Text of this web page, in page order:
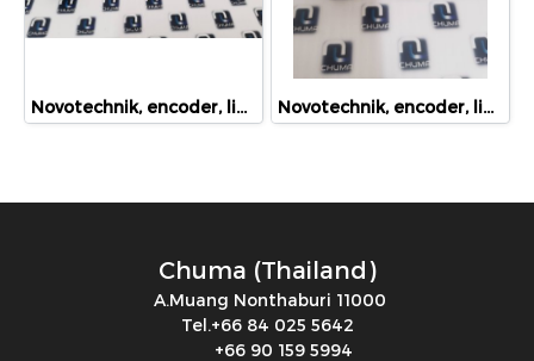
Novotechnik, encoder, linear position sensor, rotary position sensor, angle sensor, LWH 75 , 024387 Novotechnik, encoder, linear position sensor, rotary position sensor, angle sensor, TLH 0600, 024386
Chuma (Thailand)
A.Muang Nonthaburi 11000
Tel.+66 84 025 5642
+66 90 159 5994